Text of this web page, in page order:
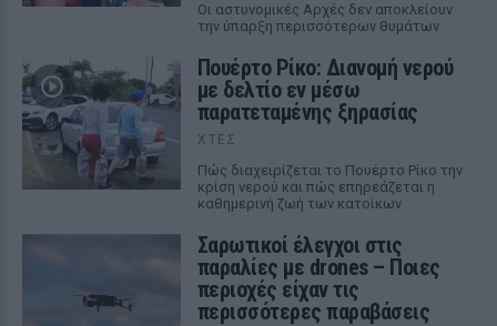
Οι αστυνομικές Αρχές δεν αποκλείουν
την ύπαρξη περισσότερων θυμάτων
Πουέρτο Ρίκο: Διανομή νερού
με δελτίο εν μέσω
παρατεταμένης ξηρασίας
ΧΤΕΣ
Πώς διαχειρίζεται το Πουέρτο Ρίκο την
κρίση νερού και πώς επηρεάζεται η
καθημερινή ζωή των κατοίκων
Σαρωτικοί έλεγχοι στις
παραλίες με drones – Ποιες
περιοχές είχαν τις
περισσότερες παραβάσεις